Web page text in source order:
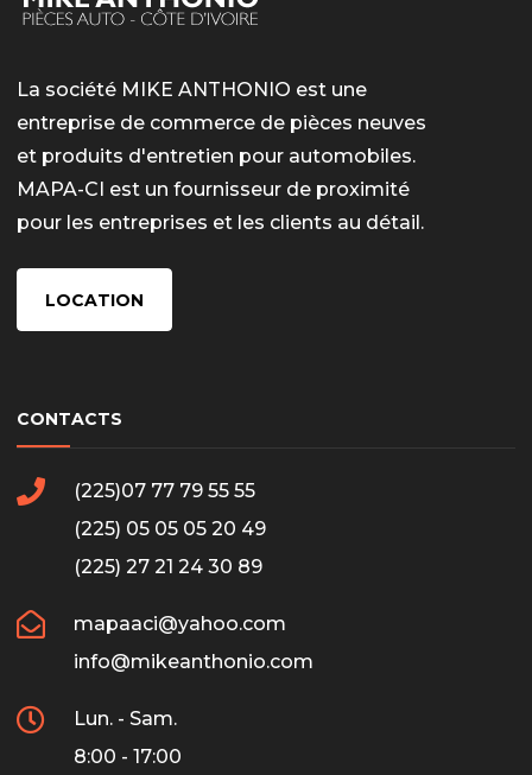
La société MIKE ANTHONIO est une
entreprise de commerce de pièces neuves
et produits d'entretien pour automobiles.
MAPA-CI est un fournisseur de proximité
pour les entreprises et les clients au détail.
LOCATION
CONTACTS
(225)07 77 79 55 55
(225) 05 05 05 20 49
(225) 27 21 24 30 89
mapaaci@yahoo.com
info@mikeanthonio.com
Lun. - Sam.
8:00 - 17:00